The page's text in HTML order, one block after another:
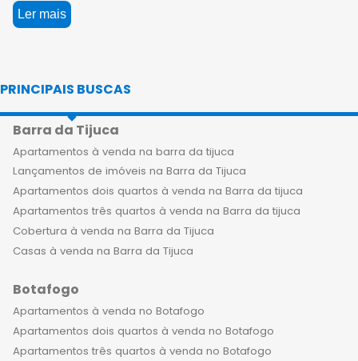
venda no Flamengo, um bairro icônico
do Rio de Janeiro, que reúne tudo que
sua infraestrutura de qualidade,
proximidade com o centro da cidade,
praias, parques e restaurantes
sofisticados, além de ser uma das
mais seguras da capital carioca. Ao
adquirir um apartamento de luxo no
Flamengo, você e sua família terão a
oportunidade de desfrutar de uma
nova rotina, com muito conforto,
empreendimentos de alto padrão
contam com diversas opções de
lazer, como piscina, academia, salão
de jogos, brinquedoteca, espaço kids,
Ler mais
PRINCIPAIS BUSCAS
Barra da Tijuca
Apartamentos à venda na barra da tijuca
Lançamentos de imóveis na Barra da Tijuca
Apartamentos dois quartos à venda na Barra da tijuca
Apartamentos três quartos à venda na Barra da tijuca
Cobertura à venda na Barra da Tijuca
Casas à venda na Barra da Tijuca
Botafogo
Apartamentos à venda no Botafogo
Apartamentos dois quartos à venda no Botafogo
Apartamentos três quartos à venda no Botafogo